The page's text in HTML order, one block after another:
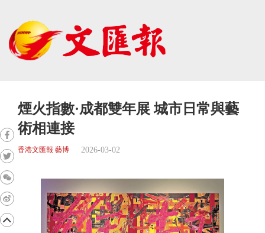
煙火指數·成都雙年展 城市日常與藝
術相連接
香港文匯報 藝博 2026-03-02